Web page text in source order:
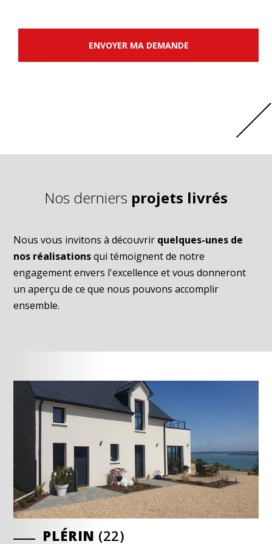
ENVOYER MA DEMANDE
Nos derniers projets livrés
Nous vous invitons à découvrir quelques-unes de
nos réalisationsqui témoignent de notre
engagement envers l'excellence et vous donneront
un aperçu de ce que nous pouvons accomplir
ensemble.
PLÉRIN (22)
PLÉRIN (22)
LE GRAND-CELLAND